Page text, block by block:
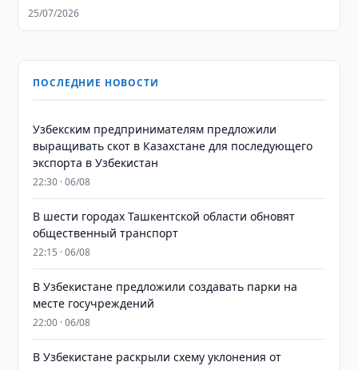
25/07/2026
ПОСЛЕДНИЕ НОВОСТИ
Узбекским предпринимателям предложили
выращивать скот в Казахстане для последующего
экспорта в Узбекистан
22:30 · 06/08
В шести городах Ташкентской области обновят
общественный транспорт
22:15 · 06/08
В Узбекистане предложили создавать парки на
месте госучреждений
22:00 · 06/08
В Узбекистане раскрыли схему уклонения от